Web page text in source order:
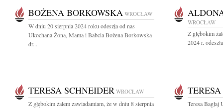
BOŻENA BORKOWSKA WROCŁAW
W dniu 20 sierpnia 2024 roku odeszła od nas
Ukochana Żona, Mama i Babcia Bożena Borkowska
dr...
WROCŁAW
Z głębokim
2024 r.
TERESA SCHNEIDER WROCŁAW
Z głębokim żalem zawiadamiam, że w dniu 8 sierpnia
Teresa Bagłaj